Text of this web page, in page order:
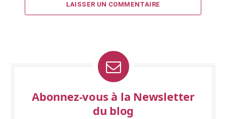
LAISSER UN COMMENTAIRE
Abonnez-vous à la Newsletter
du blog